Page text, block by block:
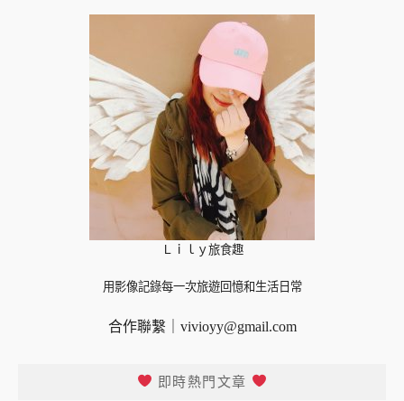
Ｌｉｌｙ旅食趣
用影像記錄每一次旅遊回憶和生活日常
合作聯繫｜ vivioyy@gmail.com
即時熱門文章